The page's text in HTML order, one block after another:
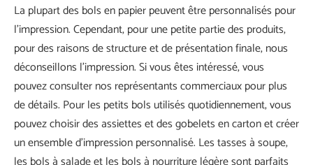
La plupart des bols en papier peuvent être personnalisés pour
l'impression. Cependant, pour une petite partie des produits,
pour des raisons de structure et de présentation finale, nous
déconseillons l'impression. Si vous êtes intéressé, vous
pouvez consulter nos représentants commerciaux pour plus
de détails. Pour les petits bols utilisés quotidiennement, vous
pouvez choisir des assiettes et des gobelets en carton et créer
un ensemble d'impression personnalisé. Les tasses à soupe,